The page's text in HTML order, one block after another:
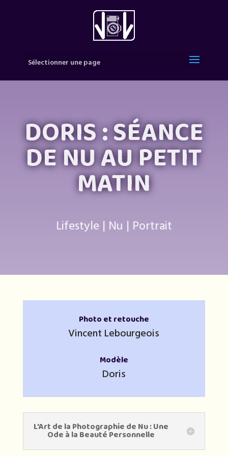
Sélectionner une page
DORIS : SÉANCE
DE NU AU PETIT
MATIN
Lifestyle| Nu | Portrait
Photo et retouche
Vincent Lebourgeois
Modèle
Doris
L'Art de la Photographie de Nu : Une
Ode à la Beauté Personnelle